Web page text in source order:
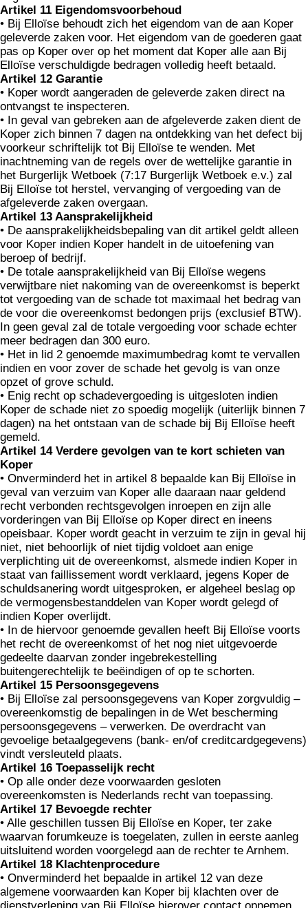
Artikel 11 Eigendomsvoorbehoud
• Bij Elloïse behoudt zich het eigendom van de aan Koper
geleverde zaken voor. Het eigendom van de goederen gaat
pas op Koper over op het moment dat Koper alle aan Bij
Elloïse verschuldigde bedragen volledig heeft betaald.
Artikel 12 Garantie
• Koper wordt aangeraden de geleverde zaken direct na
ontvangst te inspecteren.
• In geval van gebreken aan de afgeleverde zaken dient de
Koper zich binnen 7 dagen na ontdekking van het defect bij
voorkeur schriftelijk tot Bij Elloïse te wenden. Met
inachtneming van de regels over de wettelijke garantie in
het Burgerlijk Wetboek (7:17 Burgerlijk Wetboek e.v.) zal
Bij Elloïse tot herstel, vervanging of vergoeding van de
afgeleverde zaken overgaan.
Artikel 13 Aansprakelijkheid
• De aansprakelijkheidsbepaling van dit artikel geldt alleen
voor Koper indien Koper handelt in de uitoefening van
beroep of bedrijf.
• De totale aansprakelijkheid van Bij Elloïse wegens
verwijtbare niet nakoming van de overeenkomst is beperkt
tot vergoeding van de schade tot maximaal het bedrag van
de voor die overeenkomst bedongen prijs (exclusief BTW).
In geen geval zal de totale vergoeding voor schade echter
meer bedragen dan 300 euro.
• Het in lid 2 genoemde maximumbedrag komt te vervallen
indien en voor zover de schade het gevolg is van onze
opzet of grove schuld.
• Enig recht op schadevergoeding is uitgesloten indien
Koper de schade niet zo spoedig mogelijk (uiterlijk binnen 7
dagen) na het ontstaan van de schade bij Bij Elloïse heeft
gemeld.
Artikel 14 Verdere gevolgen van te kort schieten van
Koper
• Onverminderd het in artikel 8 bepaalde kan Bij Elloïse in
geval van verzuim van Koper alle daaraan naar geldend
recht verbonden rechtsgevolgen inroepen en zijn alle
vorderingen van Bij Elloïse op Koper direct en ineens
opeisbaar. Koper wordt geacht in verzuim te zijn in geval hij
niet, niet behoorlijk of niet tijdig voldoet aan enige
verplichting uit de overeenkomst, alsmede indien Koper in
staat van faillissement wordt verklaard, jegens Koper de
schuldsanering wordt uitgesproken, er algeheel beslag op
de vermogensbestanddelen van Koper wordt gelegd of
indien Koper overlijdt.
• In de hiervoor genoemde gevallen heeft Bij Elloïse voorts
het recht de overeenkomst of het nog niet uitgevoerde
gedeelte daarvan zonder ingebrekestelling
buitengerechtelijk te beëindigen of op te schorten.
Artikel 15 Persoonsgegevens
• Bij Elloïse zal persoonsgegevens van Koper zorgvuldig –
overeenkomstig de bepalingen in de Wet bescherming
persoonsgegevens – verwerken. De overdracht van
gevoelige betaalgegevens (bank- en/of creditcardgegevens)
vindt versleuteld plaats.
Artikel 16 Toepasselijk recht
• Op alle onder deze voorwaarden geslo­ten
overeenkomsten is Ne­derlands recht van toepassing.
Artikel 17 Bevoegde rechter
• Alle geschillen tussen Bij Elloïse en Koper, ter zake
waarvan forumkeuze is toegelaten, zullen in eerste aanleg
uitsluitend worden voor­gelegd aan de rechter te Arnhem.
Artikel 18 Klachtenprocedure
• Onverminderd het bepaalde in artikel 12 van deze
algemene voorwaarden kan Koper bij klachten over de